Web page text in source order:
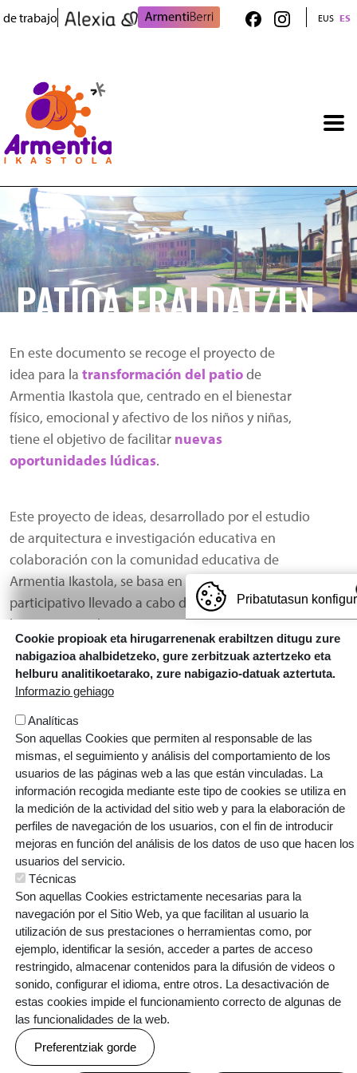
Pasar al contenido principal
de trabajo EUS ES
PATIOA ERALDATZEN
Irudia
En este documento se recoge el proyecto de
idea para la transformación del patiode
Armentia Ikastola que, centrado en el bienestar
físico, emocional y afectivo de los niños y niñas,
tiene el objetivo de facilitar nuevas
oportunidades lúdicas.
Este proyecto de ideas, desarrollado por el estudio
de arquitectura e investigación educativa en
colaboración con la comunidad educativa de
Armentia Ikastola, se basa en el proceso
participativo llevado a cabo durante el curso, y
busca recoger las propuestas y aportaciones
realizadas por alumnado, profesorado y familias.
Archivos
PATIOA-IDEIA PROIEKTUA.pdf (40.4 MB)
ARMENTIA IKASTOLA, S. COOP.
Gaztelako ataria, 101 - 01007 (GASTEIZ)
T: 945 145 445 | E:armentia@ikastola.eus
ORRI-OINA
Contacto Trabaja con nosotros
TESTU-LEGALAK
Política de cookies Política de privacidad
Webgune hau Ikastolen Elkarteak garatu du
Pribatutasun
Cookie propioak eta hirugarrenenak erabiltzen ditugu zure
nabigazioa ahalbidetzeko, gure zerbitzuak aztertzeko eta
helburu analitikoetarako, zure nabigazio-datuak aztertuta.
Informazio gehiago
Analíticas
Son aquellas Cookies que permiten al responsable de las
mismas, el seguimiento y análisis del comportamiento de los
usuarios de las páginas web a las que están vinculadas. La
información recogida mediante este tipo de cookies se utiliza en
la medición de la actividad del sitio web y para la elaboración de
perfiles de navegación de los usuarios, con el fin de introducir
mejoras en función del análisis de los datos de uso que hacen los
usuarios del servicio.
Técnicas
Son aquellas Cookies estrictamente necesarias para la
navegación por el Sitio Web, ya que facilitan al usuario la
utilización de sus prestaciones o herramientas como, por
ejemplo, identificar la sesión, acceder a partes de acceso
restringido, almacenar contenidos para la difusión de videos o
sonido, configurar el idioma, entre otros. La desactivación de
estas cookies impide el funcionamiento correcto de algunas de
las funcionalidades de la web.
Preferentziak gorde